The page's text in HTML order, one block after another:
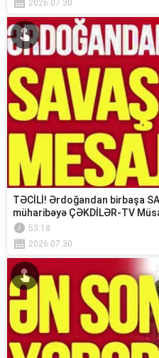
2026.07.30
TƏCİLİ! Ərdoğandan birbaşa
müharibəyə ÇƏKDİLƏR-TV
53:18
2026.07.30